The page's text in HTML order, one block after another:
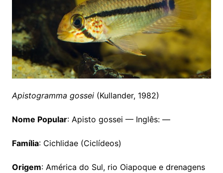
Apistogramma gossei(Kullander, 1982)
Nome Popular: Apisto gossei — Inglês: —
Família: Cichlidae (Ciclídeos)
Origem: América do Sul, rio Oiapoque e drenagens